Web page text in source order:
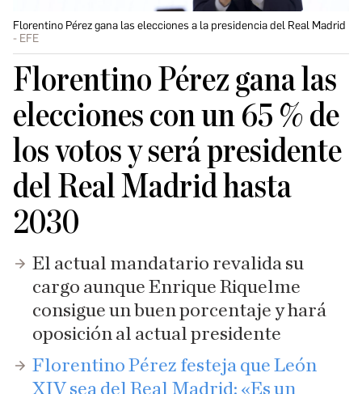
Florentino Pérez gana las elecciones a la presidencia del Real Madrid
EFE
Florentino Pérez gana las
elecciones con un 65 % de
los votos y será presidente
del Real Madrid hasta
2030
El actual mandatario revalida su
cargo aunque Enrique Riquelme
consigue un buen porcentaje y hará
oposición al actual presidente
Florentino Pérez festeja que León
XIV sea del Real Madrid: «Es un